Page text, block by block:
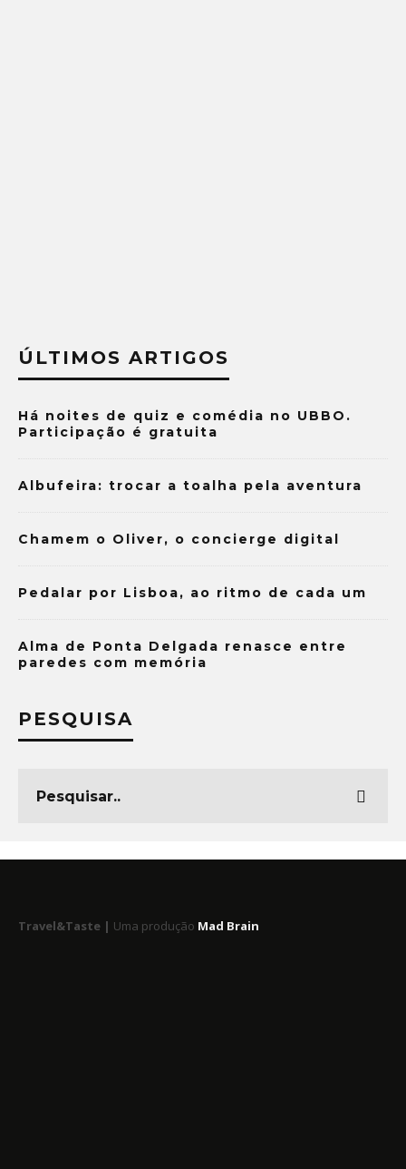
ÚLTIMOS ARTIGOS
Há noites de quiz e comédia no UBBO.
Participação é gratuita
Albufeira: trocar a toalha pela aventura
Chamem o Oliver, o concierge digital
Pedalar por Lisboa, ao ritmo de cada um
Alma de Ponta Delgada renasce entre
paredes com memória
PESQUISA
Travel&Taste | Uma produção Mad Brain